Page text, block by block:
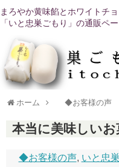
まろやか黄味餡とホワイトチ
「いと忠巣ごもり」の通販ペ
ホーム ◆お客様の声
本当に美味しい
◆お客様の声, いと忠